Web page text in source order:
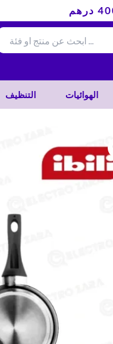
التنظيف الهوائيات